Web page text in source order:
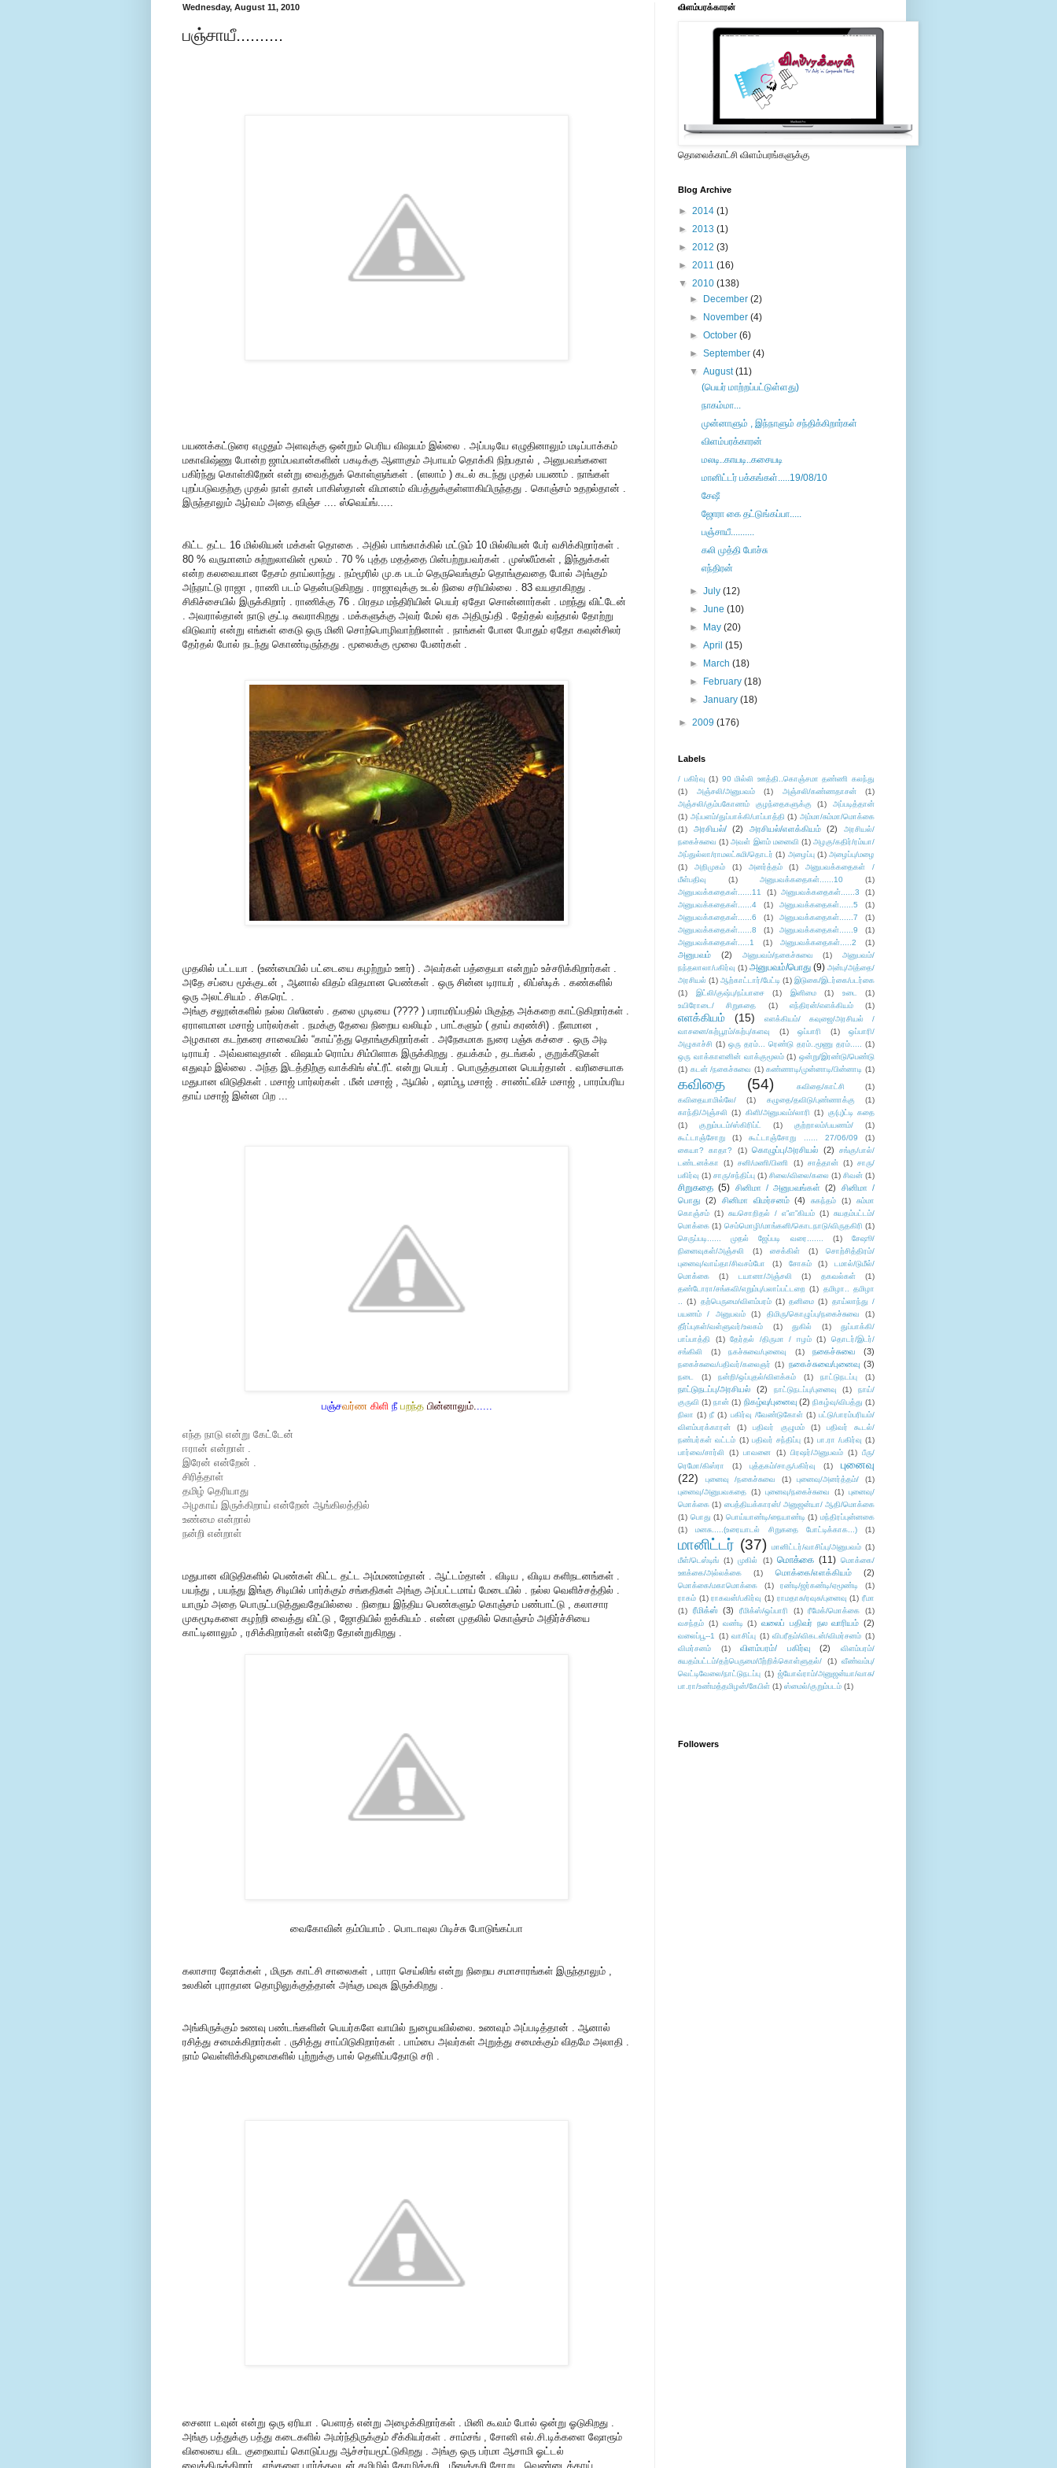
Wednesday, August 11, 2010
பஞ்சாயீ..........
பயணக்கட்டுரை எழுதும் அளவுக்கு ஒன்றும் பெரிய விஷயம் இல்லை . அப்படியே எழுதினாலும் மடிப்பாக்கம்
மகாவிஷ்ணு போன்ற ஜாம்பவான்களின் பகடிக்கு ஆளாகும் அபாயம் தொக்கி நிற்பதால் , அனுபவங்களை
பகிர்ந்து கொள்கிறேன் என்று வைத்துக் கொள்ளுங்கள் . (ளலாம் ) கடல் கடந்து முதல் பயணம் . நாங்கள்
புறப்படுவதற்கு முதல் நாள் தான் பாகிஸ்தான் விமானம் விபத்துக்குள்ளாகியிருந்தது . கொஞ்சம் உதறல்தான் .
இருந்தாலும் ஆர்வம் அதை விஞ்ச .... ஸ்வெய்ங்.....
கிட்ட தட்ட 16 மில்லியன் மக்கள் தொகை . அதில் பாங்காக்கில் மட்டும் 10 மில்லியன் பேர் வசிக்கிறார்கள் .
80 % வருமானம் சுற்றுலாவின் மூலம் . 70 % புத்த மதத்தை பின்பற்றுபவர்கள் . முஸ்லீம்கள் , இந்துக்கள்
என்ற கலவையான தேசம் தாய்லாந்து . நம்மூரில் மு.க படம் தெருவெங்கும் தொங்குவதை போல் அங்கும்
அந்நாட்டு ராஜா , ராணி படம் தென்படுகிறது . ராஜாவுக்கு உடல் நிலை சரியில்லை . 83 வயதாகிறது .
சிகிச்சையில் இருக்கிறார் . ராணிக்கு 76 . பிரதம மந்திரியின் பெயர் ஏதோ சொன்னார்கள் . மறந்து விட்டேன்
. அவரால்தான் நாடு குட்டி சுவராகிறது . மக்களுக்கு அவர் மேல் ஏக அதிருப்தி . தேர்தல் வந்தால் தோற்று
விடுவார் என்று எங்கள் கைடு ஒரு மினி சொற்பொழிவாற்றினாள் . நாங்கள் போன போதும் ஏதோ கவுன்சிலர்
தேர்தல் போல் நடந்து கொண்டிருந்தது . மூலைக்கு மூலை பேனர்கள் .
முதலில் பட்டயா . (உண்மையில் பட்டையை கழற்றும் ஊர்) . அவர்கள் பத்தையா என்றும் உச்சரிக்கிறார்கள் .
அதே சப்பை மூக்குடன் , ஆனால் விதம் விதமான பெண்கள் . ஒரு சின்ன டிராயர் , லிப்ஸ்டிக் . கண்களில்
ஒரு அலட்சியம் . சிகரெட் .
அங்கு சலூன்களில் நல்ல பிஸினஸ் . தலை முடியை (???? ) பராமரிப்பதில் மிகுந்த அக்கறை காட்டுகிறார்கள் .
ஏராளமான மசாஜ் பார்லர்கள் . நமக்கு தேவை நிறைய வலியும் , பாட்களும் ( தாய் கரண்சி) . நீளமான ,
அழகான கடற்கரை சாலையில் “காய்”த்து தொங்குகிறார்கள் . அநேகமாக நுரை பஞ்சு கச்சை . ஒரு அடி
டிராயர் . அவ்வளவுதான் . விஷயம் ரொம்ப சிம்பிளாக இருக்கிறது . தயக்கம் , தடங்கல் , குறுக்கீடுகள்
எதுவும் இல்லை . அந்த இடத்திற்கு வாக்கிங் ஸ்ட்ரீட் என்று பெயர் . பொருத்தமான பெயர்தான் . வரிசையாக
மதுபான விடுதிகள் . மசாஜ் பார்லர்கள் . மீன் மசாஜ் , ஆயில் , ஷாம்பூ மசாஜ் . சாண்ட்விச் மசாஜ் , பாரம்பரிய
தாய் மசாஜ் இன்ன பிற ...
பஞ்சவர்ண கிளிநீ பறந்த பின்னாலும்......
எந்த நாடு என்று கேட்டேன்
ஈரான் என்றாள் .
இரேன் என்றேன் .
சிரித்தாள்
தமிழ் தெரியாது
அழகாய் இருக்கிறாய் என்றேன் ஆங்கிலத்தில்
உண்மை என்றால்
நன்றி என்றாள்
மதுபான விடுதிகளில் பெண்கள் கிட்ட தட்ட அம்மணம்தான் . ஆட்டம்தான் . விடிய , விடிய களிநடனங்கள் .
பயந்து , பயந்து இங்கு சிடியில் பார்க்கும் சங்கதிகள் அங்கு அப்பட்டமாய் மேடையில் . நல்ல வெளிச்சத்தில் .
யாரும் அதை பொருட்படுத்துவதேயில்லை . நிறைய இந்திய பெண்களும் கொஞ்சம் பண்பாட்டு , கலாசார
முகமூடிகளை கழற்றி வைத்து விட்டு , ஜோதியில் ஐக்கியம் . என்ன முதலில் கொஞ்சம் அதிர்ச்சியை
காட்டினாலும் , ரசிக்கிறார்கள் என்றே தோன்றுகிறது .
வைகோவின் தம்பியாம் . பொடாவுல பிடிச்சு போடுங்கப்பா
கலாசார ஷோக்கள் , மிருக காட்சி சாலைகள் , பாரா செய்லிங் என்று நிறைய சமாசாரங்கள் இருந்தாலும் ,
உலகின் புராதான தொழிலுக்குத்தான் அங்கு மவுசு இருக்கிறது .
அங்கிருக்கும் உணவு பண்டங்களின் பெயர்களே வாயில் நுழையவில்லை. உணவும் அப்படித்தான் . ஆனால்
ரசித்து சமைக்கிறார்கள் . ருசித்து சாப்பிடுகிறார்கள் . பாம்பை அவர்கள் அறுத்து சமைக்கும் விதமே அலாதி .
நாம் வெள்ளிக்கிழமைகளில் புற்றுக்கு பால் தெளிப்பதோடு சரி .
சைனா டவுன் என்று ஒரு ஏரியா . பெளரத் என்று அழைக்கிறார்கள் . மினி கூவம் போல் ஒன்று ஓடுகிறது .
அங்கு பத்துக்கு பத்து கடைகளில் அமர்ந்திருக்கும் சீக்கியர்கள் . சாம்சங் , சோனி எல்.சி.டிக்களை ஷோரூம்
விலையை விட குறைவாய் கொடுப்பது ஆச்சர்யமூட்டுகிறது . அங்கு ஒரு பர்மா ஆசாமி ஓட்டல்
வைத்திருக்கிறார் . எங்களை பார்த்தவுடன் தமிழில் கோழிக்கறி , மீனுக்கறி சோறு , வெண்டைக்காய்
விளம்பரக்காரன்
தொலைக்காட்சி விளம்பரங்களுக்கு
Blog Archive
► 2014 (1)
► 2013 (1)
► 2012 (3)
► 2011 (16)
▼ 2010 (138)
►
December(2)
►
November(4)
►October(6)
►September(4)
▼August(11)
(பெயர் மாற்றப்பட்டுள்ளது)
நாகம்மா...
முன்னாளும் , இந்நாளும் சந்திக்கிறார்கள்
விளம்பரக்காரன்
மலடி..காயடி..கசையடி
மானிட்டர் பக்கங்கள்.....19/08/10
சேஷீ
ஜோரா கை தட்டுங்கப்பா.....
பஞ்சாயீ..........
கலி முத்தி போச்சு
எந்திரன்
►July(12)
►June(10)
►
May(20)
►April(15)
►
March(18)
►
February(18)
►January(18)
► 2009 (176)
Labels
/ பகிர்வு (1) 90 மில்லி ஊத்தி..கொஞ்சமா தண்ணி கலந்து
(1)
அஞ்சலி/அனுபவம் (1) அஞ்சலி/கண்ணதாசன்
(1)
அஞ்சலி/கும்பகோணம் குழந்தைகளுக்கு
(1)
அப்படித்தான்
(1) அப்பளம்/துப்பாக்கி/பாப்பாத்தி (1) அம்மா/சும்மா/மொக்கை
(1)
அரசியல்/ (2) அரசியல்/எளக்கியம் (2)
அரசியல்/
நகைச்சுவை (1) அவள் இளம் மனைவி (1) அழகு/கதிர்/ரம்யா/
அப்துல்லா/ராமலட்சுமி/தொடர் (1) அழைப்பு (1) அழைப்பு/மழை
(1)
அறிமுகம் (1) அனர்த்தம் (1)
அனுபவக்கதைகள் /
மீள்பதிவு
(1) அனுபவக்கதைகள்......10
(1)
அனுபவக்கதைகள்......11
(1) அனுபவக்கதைகள்......3
(1)
அனுபவக்கதைகள்......4
(1) அனுபவக்கதைகள்......5
(1)
அனுபவக்கதைகள்......6
(1) அனுபவக்கதைகள்......7
(1)
அனுபவக்கதைகள்......8
(1) அனுபவக்கதைகள்......9
(1)
அனுபவக்கதைகள்.....1
(1) அனுபவக்கதைகள்.....2 (1)
அனுபவம் (2) அனுபவம்/நகைச்சுவை (1)
அனுபவம்/
நந்தலாலா/பகிர்வு (1) அனுபவம்/பொது (9) அன்பு/அத்தை/
அரசியல் (1) ஆற்காட்டார்/பேட்டி (1) இடுகை/இடர்கை/படர்கை
(1)
இட்லி/குஷ்பு/நப்பாசை (1) இனிமை (1) உடை
(1)
உயிரோடை/ சிறுகதை
(1) எந்திரன்/எளக்கியம் (1)
எளக்கியம் (15)
எளக்கியம்/ கவுஜை/அரசியல் /
வாசனை/கற்பூரம்/கற்பு/களவு
(1) ஒப்பாரி (1)
ஒப்பாரி/
அழுகாச்சி (1) ஒரு தரம்... ரெண்டு தரம்..மூணு தரம்..... (1)
ஒரு வாக்காளனின் வாக்குமூலம் (1) ஒன்று/இரண்டு/பெண்டு
(1) கடன் /நகைச்சுவை (1) கண்ணாடி/முன்னாடி/பின்னாடி (1)
கவிதை (54) கவிதை/காட்சி
(1)
கவிதையாமில்லே/
(1) கழுதை/தவிடு/புண்ணாக்கு
(1)
காந்தி/அஞ்சலி (1) கிளி/அனுபவம்/லாரி (1) கு(பு)ட்டி கதை
(1)
குறும்படம்/ஸ்கிரிப்ட் (1) குற்றாலம்/பயணம்/
(1)
கூட்டாஞ்சோறு
(1) கூட்டாஞ்சோறு ...... 27/06/09
(1)
கையா? காதா?
(1) கொழுப்பு/அரசியல் (2)
சங்கு/பால்/
டண்டனக்கா
(1) சனி/மணி/பிணி (1) சாத்தான் (1) சாரு/
பகிர்வு (1) சாரு/சந்திப்பு (1) சிலை/விலை/கலை (1) சிவன் (1)
சிறுகதை (5) சினிமா / அனுபவங்கள் (2)
சினிமா /
பொது (2) சினிமா விமர்சனம் (4) சுகந்தம் (1)
சும்மா
கொஞ்சம் (1) சுயசொறிதல் / எ”ள”கியம் (1) சுயதம்பட்டம்/
மொக்கை (1) செம்மொழி/மாங்கனி/கொடநாடு/விருதகிரி (1)
செருப்படி...... முதல் ஜேப்படி வரை.......
(1)
சேஷூ/
நினைவுகள்/அஞ்சலி
(1) சைக்கிள் (1)
சொற்சித்திரம்/
புனைவு/வாய்தா/சிவசம்போ
(1) சோகம் (1)
டமால்/டுமீல்/
மொக்கை
(1) டயானா/அஞ்சலி (1) தகவல்கள்
(1)
தண்டோரா/சங்கவி/எறும்பு/பலாப்பட்டறை (1) தமிழா.. தமிழா
.. (1) தற்பெருமை/விளம்பரம் (1) தனிமை (1) தாய்லாந்து /
பயணம் / அனுபவம்
(1) திமிரு/கொழுப்பு/நகைச்சுவை
(1)
தீர்ப்புகள்/வள்ளுவர்/உலகம்
(1) துகில் (1)
துப்பாக்கி/
பாப்பாத்தி
(1) தேர்தல் /திருமா / ஈழம் (1)
தொடர்/இடர்/
சங்கிலி
(1) நகச்சுவை/புனைவு (1) நகைச்சுவை (3)
நகைச்சுவை/பதிவர்/கலைஞர் (1) நகைச்சுவை/புனைவு (3)
நடை (1) நன்றி/ஒப்புதல்/விளக்கம் (1) நாட்டுநடப்பு (1)
நாட்டுநடப்பு/அரசியல் (2) நாட்டுநடப்பு/புனைவு (1)
நாய்/
குருவி (1) நான் (1) நிகழ்வு/புனைவு (2) நிகழ்வு/விபத்து (1)
நிலா (1) நீ (1) பகிர்வு /வேண்டுகோள் (1) பட்டு/பாரம்பரியம்/
விளம்பரக்காரன்
(1) பதிவர் குழுமம் (1)
பதிவர் கூடல்/
நண்பர்கள் வட்டம் (1) பதிவர் சந்திப்பு (1) பா.ரா /பகிர்வு (1)
பார்வை/சார்லி
(1) பாவனை (1) பிரஷர்/அனுபவம் (1) பீரு/
ரெமோ/கிஸ்ரா
(1) புத்தகம்/சாரு/பகிர்வு (1)
புனைவு
(22)
புனைவு /நகைச்சுவை (1) புனைவு/அனர்த்தம்/
(1)
புனைவு/அனுபவகதை (1) புனைவு/நகைச்சுவை (1) புனைவு/
மொக்கை (1) பைத்தியக்காரன்/ அனுஜன்யா/ ஆதி/மொக்கை
(1) பொது (1) பொய்யாண்டி/நையாண்டி (1) மந்திரப்புன்னகை
(1)
மனசு.....(உரையாடல் சிறுகதை போட்டிக்காக...) (1)
மானிட்டர் (37) மானிட்டர்/வாசிப்பு/அனுபவம் (1)
மீள்/டெஸ்டிங் (1) முகில் (1) மொக்கை (11) மொக்கை/
ஊக்கை/அல்லக்கை
(1) மொக்கை/எளக்கியம் (2)
மொக்கை/மகாமொக்கை (1) ரண்டி/ஜர்கண்டி/ஏமூண்டி
(1)
ராகம் (1) ராகவன்/பகிர்வு (1) ராமதாசு/ரவுசு/புனைவு (1) ரீமா
(1)
ரீமிக்ஸ் (3) ரீமிக்ஸ்/ஒப்பாரி (1) ரீமேக்/மொக்கை
(1)
வசந்தம் (1) வண்டி (1) வலைப் பதிவர் நல வாரியம் (2)
வலைப்பூ--1 (1) வாசிப்பு (1) விபரீதம்/விகடன்/விமர்சனம் (1)
விமர்சனம்
(1) விளம்பரம்/ பகிர்வு (2)
விளம்பரம்/
சுயதம்பட்டம்/தற்பெருமை/பீற்றிக்கொள்ளுதல்/
(1) வீண்வம்பு/
வெட்டிவேலை/நாட்டுநடப்பு (1) ஜ்யோவ்ராம்/அனுஜன்யா/வாசு/
பா.ரா/உண்மத்தமிழன்/கேபிள் (1) ஸ்மைல்/குறும்படம் (1)
Followers